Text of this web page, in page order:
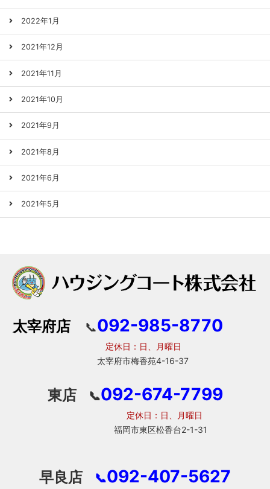
2022年1月
2021年12月
2021年11月
2021年10月
2021年9月
2021年8月
2021年6月
2021年5月
太宰府店 📞092-985-8770
定休日：日、月曜日
太宰府市梅香苑4-16-37
東店 📞092-674-7799
定休日：日、月曜日
福岡市東区松香台2-1-31
早良店 📞092-407-5627